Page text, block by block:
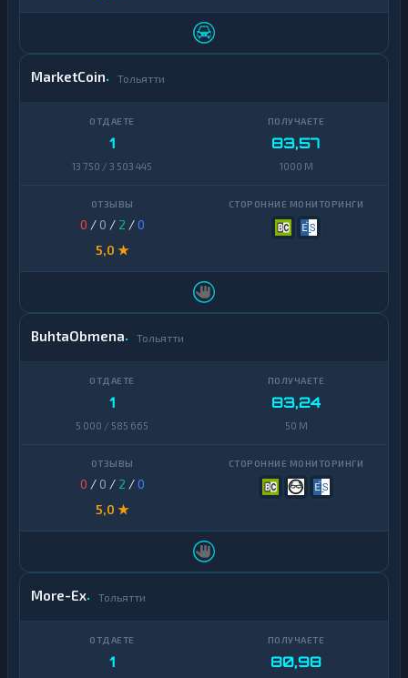
MarketCoin Тольятти
1
13 750 / 3 503 445
83,57
1000 M
0 / 0 / 2 /0
5,0 ★
BuhtaObmena Тольятти
1
5 000 / 585 665
83,24
50 M
0 / 0 / 2 /0
5,0 ★
More-Ex Тольятти
1 80,98